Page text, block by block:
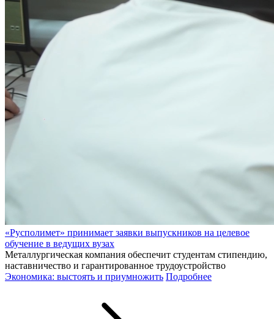
«Русполимет» принимает заявки выпускников на целевое
обучение в ведущих вузах
Металлургическая компания обеспечит студентам стипендию,
наставничество и гарантированное трудоустройство
Экономика: выстоять и приумножить Подробнее